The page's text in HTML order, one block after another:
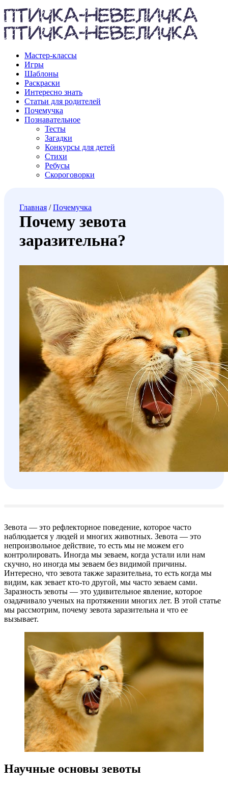
Мастер-классы
Игры
Шаблоны
Раскраски
Интересно знать
Статьи для родителей
Почемучка
Познавательное
Тесты
Загадки
Конкурсы для детей
Стихи
Ребусы
Скороговорки
Главная /Почемучка
Почему зевота
заразительна?
Зевота — это рефлекторное поведение, которое часто
наблюдается у людей и многих животных. Зевота — это
непроизвольное действие, то есть мы не можем его
контролировать. Иногда мы зеваем, когда устали или нам
скучно, но иногда мы зеваем без видимой причины.
Интересно, что зевота также заразительна, то есть когда мы
видим, как зевает кто-то другой, мы часто зеваем сами.
Заразность зевоты — это удивительное явление, которое
озадачивало ученых на протяжении многих лет. В этой статье
мы рассмотрим, почему зевота заразительна и что ее
вызывает.
Научные основы зевоты